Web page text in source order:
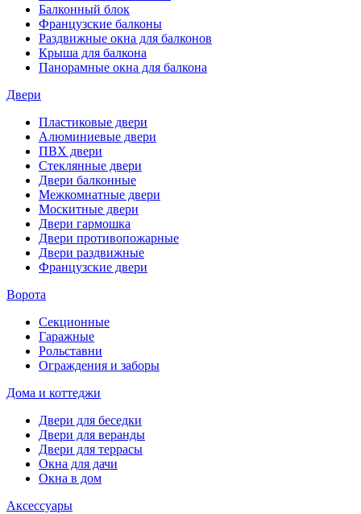
Балконный блок
Французские балконы
Раздвижные окна для балконов
Крыша для балкона
Панорамные окна для балкона
Двери
Пластиковые двери
Алюминиевые двери
ПВХ двери
Стеклянные двери
Двери балконные
Межкомнатные двери
Москитные двери
Двери гармошка
Двери противопожарные
Двери раздвижные
Французские двери
Ворота
Секционные
Гаражные
Рольставни
Ограждения и заборы
Дома и коттеджи
Двери для беседки
Двери для веранды
Двери для террасы
Окна для дачи
Окна в дом
Аксессуары